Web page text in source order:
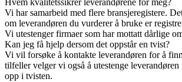
Hvem kvalitetssikrer leverandørene for meg?
Vi har samarbeid med flere bransjeregistere.
om leverandøren du vurderer å bruke er
Vi utestenger firmaer som har mottatt dårlige
Kan jeg få hjelp dersom det oppstår en tvist?
Vi vil forsøke å kontakte leverandøren for å
tilfeller velger vi også å utestenge
opp i tvisten.